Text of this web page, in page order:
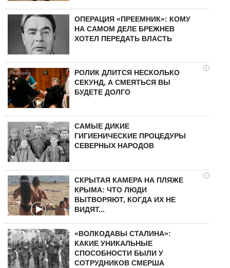
ОПЕРАЦИЯ «ПРЕЕМНИК»: КОМУ
НА САМОМ ДЕЛЕ БРЕЖНЕВ
ХОТЕЛ ПЕРЕДАТЬ ВЛАСТЬ
i
РОЛИК ДЛИТСЯ НЕСКОЛЬКО
СЕКУНД, А СМЕЯТЬСЯ ВЫ
БУДЕТЕ ДОЛГО
САМЫЕ ДИКИЕ
ГИГИЕНИЧЕСКИЕ ПРОЦЕДУРЫ
СЕВЕРНЫХ НАРОДОВ
i
СКРЫТАЯ КАМЕРА НА ПЛЯЖЕ
КРЫМА: ЧТО ЛЮДИ
ВЫТВОРЯЮТ, КОГДА ИХ НЕ
ВИДЯТ...
«ВОЛКОДАВЫ СТАЛИНА»:
КАКИЕ УНИКАЛЬНЫЕ
СПОСОБНОСТИ БЫЛИ У
СОТРУДНИКОВ СМЕРША